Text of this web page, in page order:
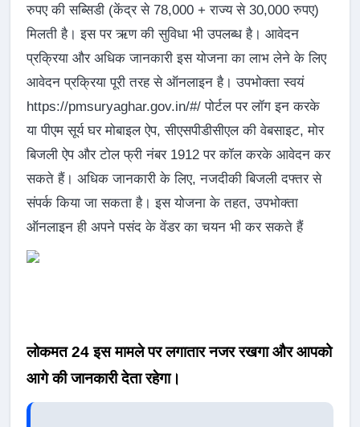
रुपए की सब्सिडी (केंद्र से 78,000 + राज्य से 30,000 रुपए)
मिलती है। इस पर ऋण की सुविधा भी उपलब्ध है। आवेदन
प्रक्रिया और अधिक जानकारी इस योजना का लाभ लेने के लिए
आवेदन प्रक्रिया पूरी तरह से ऑनलाइन है। उपभोक्ता स्वयं
https://pmsuryaghar.gov.in/#/ पोर्टल पर लॉग इन करके
या पीएम सूर्य घर मोबाइल ऐप, सीएसपीडीसीएल की वेबसाइट, मोर
बिजली ऐप और टोल फ्री नंबर 1912 पर कॉल करके आवेदन कर
सकते हैं। अधिक जानकारी के लिए, नजदीकी बिजली दफ्तर से
संपर्क किया जा सकता है। इस योजना के तहत, उपभोक्ता
ऑनलाइन ही अपने पसंद के वेंडर का चयन भी कर सकते हैं
लोकमत 24 इस मामले पर लगातार नजर रखगा और आपको
आगे की जानकारी देता रहेगा।